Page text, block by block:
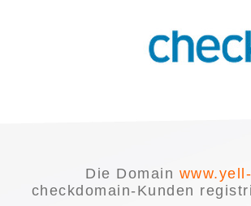
Die Domain
checkdomain-Kunden